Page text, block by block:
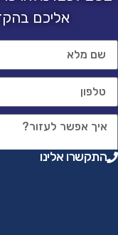
אליכם
התקשרו אלינו